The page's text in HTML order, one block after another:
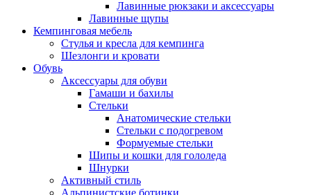
Лавинные рюкзаки и аксессуары
Лавинные щупы
Кемпинговая мебель
Стулья и кресла для кемпинга
Шезлонги и кровати
Обувь
Аксессуары для обуви
Гамаши и бахилы
Стельки
Анатомические стельки
Стельки с подогревом
Формуемые стельки
Шипы и кошки для гололеда
Шнурки
Активный стиль
Альпинистские ботинки